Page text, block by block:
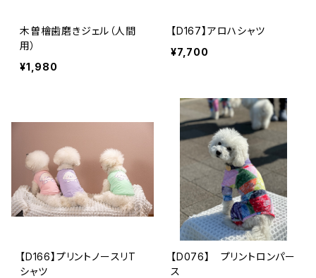
木曽檜歯磨きジェル（人間
用）
¥1,980
【D167】アロハシャツ
¥7,700
【D166】プリントノースリT
シャツ
【D076】 プリントロンパー
ス